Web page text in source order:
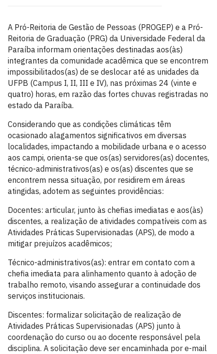
A Pró-Reitoria de Gestão de Pessoas (PROGEP) e a Pró-
Reitoria de Graduação (PRG) da Universidade Federal da
Paraíba informam orientações destinadas aos(às)
integrantes da comunidade acadêmica que se encontrem
impossibilitados(as) de se deslocar até as unidades da
UFPB (Campus I, II, III e IV), nas próximas 24 (vinte e
quatro) horas, em razão das fortes chuvas registradas no
estado da Paraíba.
Considerando que as condições climáticas têm
ocasionado alagamentos significativos em diversas
localidades, impactando a mobilidade urbana e o acesso
aos campi, orienta-se que os(as) servidores(as) docentes,
técnico-administrativos(as) e os(as) discentes que se
encontrem nessa situação, por residirem em áreas
atingidas, adotem as seguintes providências:
Docentes: articular, junto às chefias imediatas e aos(às)
discentes, a realização de atividades compatíveis com as
Atividades Práticas Supervisionadas (APS), de modo a
mitigar prejuízos acadêmicos;
Técnico-administrativos(as): entrar em contato com a
chefia imediata para alinhamento quanto à adoção de
trabalho remoto, visando assegurar a continuidade dos
serviços institucionais.
Discentes: formalizar solicitação de realização de
Atividades Práticas Supervisionadas (APS) junto à
coordenação do curso ou ao docente responsável pela
disciplina. A solicitação deve ser encaminhada por e-mail